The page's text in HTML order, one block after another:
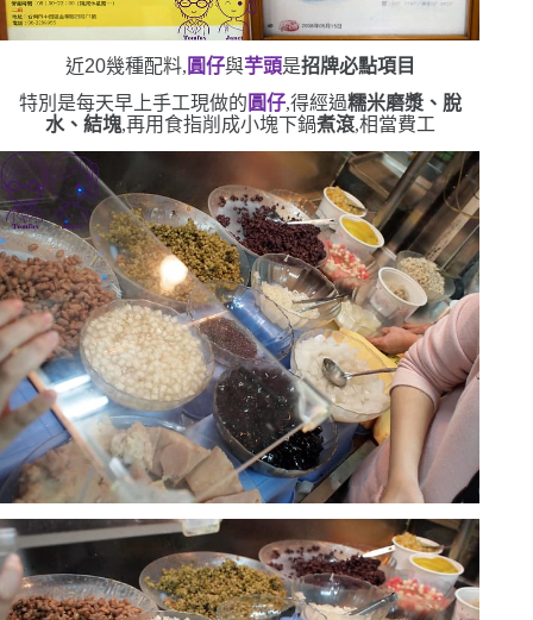
近20幾種配料, 圓仔與芋頭是招牌必點項目
特別是每天早上手工現做的 圓仔,得經過糯米磨漿、脫
水、結塊,再用食指削成小塊下鍋煮滾,相當費工